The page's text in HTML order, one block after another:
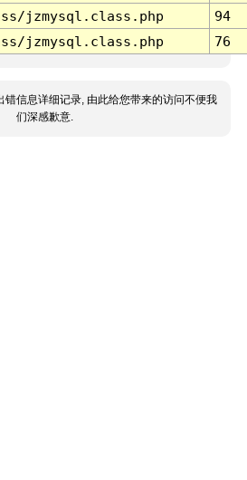
jzmysql.class.php
94
jzmysql.class.php 76
错信息详细记录, 由此给您带来的访问不便我
们深感歉意.